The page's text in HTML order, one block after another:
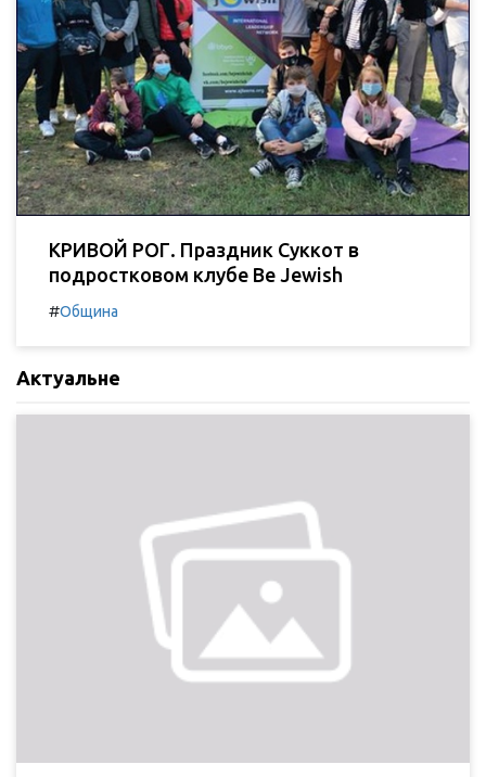
КРИВОЙ РОГ. Праздник Суккот в
подростковом клубе Be Jewish
#Община
Актуальне